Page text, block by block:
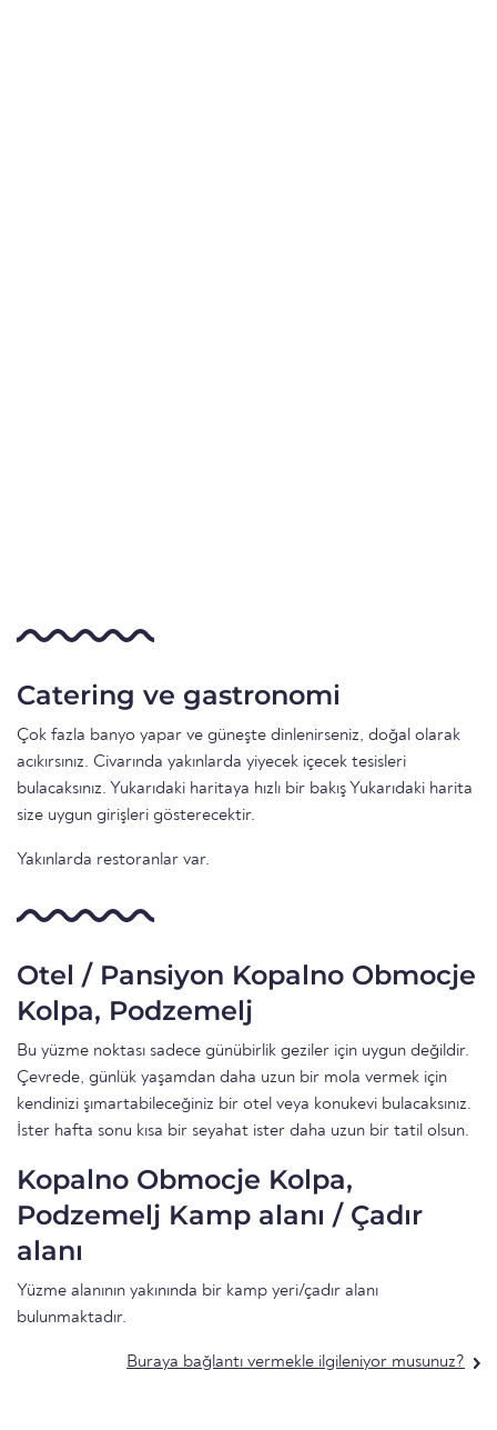
Catering ve gastronomi
Çok fazla banyo yapar ve güneşte dinlenirseniz, doğal olarak
acıkırsınız. Civarında yakınlarda yiyecek içecek tesisleri
bulacaksınız. Yukarıdaki haritaya hızlı bir bakış Yukarıdaki harita
size uygun girişleri gösterecektir.
Yakınlarda restoranlar var.
Otel / Pansiyon Kopalno Obmocje
Kolpa, Podzemelj
Bu yüzme noktası sadece günübirlik geziler için uygun değildir.
Çevrede, günlük yaşamdan daha uzun bir mola vermek için
kendinizi şımartabileceğiniz bir otel veya konukevi bulacaksınız.
İster hafta sonu kısa bir seyahat ister daha uzun bir tatil olsun.
Kopalno Obmocje Kolpa,
Podzemelj Kamp alanı / Çadır
alanı
Yüzme alanının yakınında bir kamp yeri/çadır alanı
bulunmaktadır.
Buraya bağlantı vermekle ilgileniyor musunuz?